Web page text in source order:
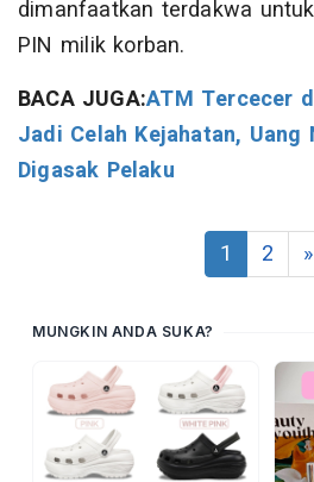
dimanfaatkan terdakwa
PIN milik korban.
BACA JUGA:ATM Tercecer
Jadi Celah Kejahatan, Uang
Digasak Pelaku
1 2 »